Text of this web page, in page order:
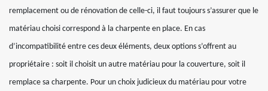
remplacement ou de rénovation de celle-ci, il faut toujours s’assurer que le
matériau choisi correspond à la charpente en place. En cas
d’incompatibilité entre ces deux éléments, deux options s’offrent au
propriétaire : soit il choisit un autre matériau pour la couverture, soit il
remplace sa charpente. Pour un choix judicieux du matériau pour votre